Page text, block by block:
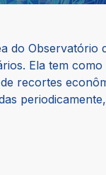
do Observatório
Ela tem
recortes